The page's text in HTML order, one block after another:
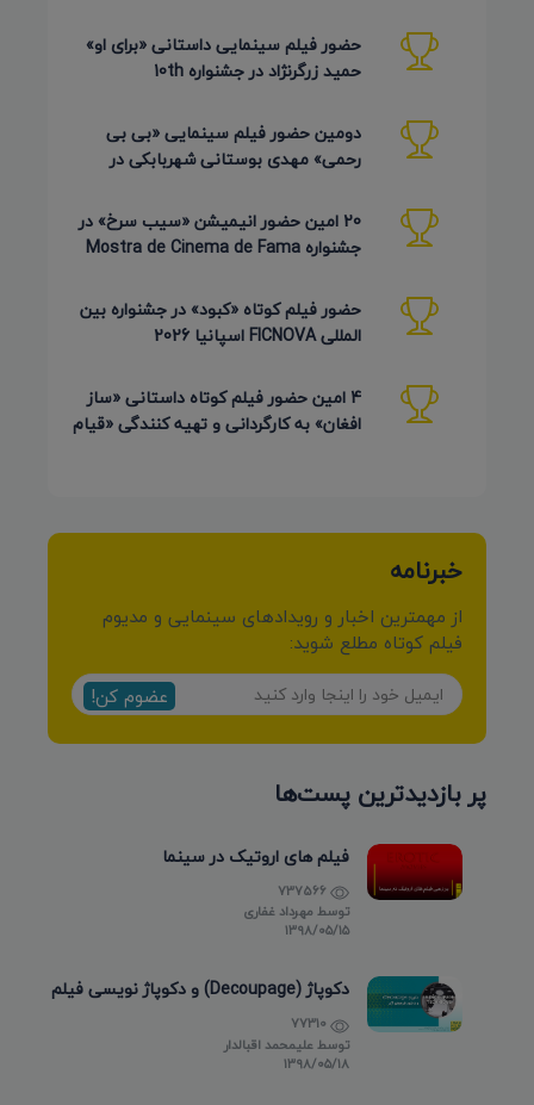
حضور فیلم سینمایی داستانی «برای او»
حمید زرگرنژاد در جشنواره 10th
دومین حضور فیلم سینمایی «بی بی
رحمی» مهدی بوستانی شهربابکی در
20 امین حضور انیمیشن «سیب سرخ» در
جشنواره Mostra de Cinema de Fama
حضور فیلم کوتاه «کبود» در جشنواره بین
المللی FICNOVA اسپانیا 2026
4 امین حضور فیلم کوتاه داستانی «ساز
افغان» به کارگردانی و تهیه کنندگی «قیام
خبرنامه
از مهمترین اخبار و رویدادهای سینمایی و مدیوم
فیلم کوتاه مطلع شوید:
عضوم کن!
پر بازدیدترین پست‌ها
فیلم های اروتیک در سینما
توسط مهرداد غفاری
۱۳۹۸/۰۵/۱۵
دکوپاژ (Decoupage) و دکوپاژ نویسی فیلم
توسطعلیمحمد اقبالدار
۱۳۹۸/۰۵/۱۸